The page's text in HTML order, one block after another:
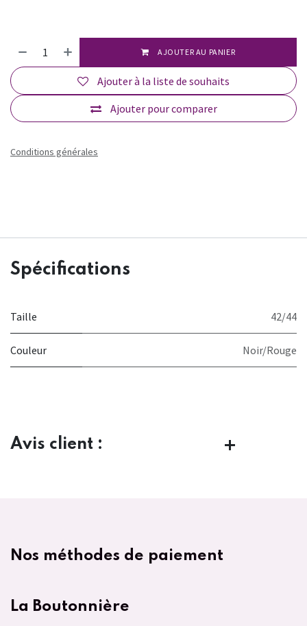
AJOUTER AU PANIER
Ajouter pour comparer
Ajouter à la liste de souhaits
Conditions générales
Spécifications
Taille 42/44
Couleur Noir/Rouge
Avis client :
Nos méthodes de paiement
La Boutonnière